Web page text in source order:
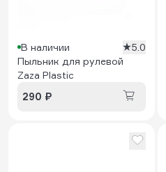
В наличии
5.0
Пыльник для рулевой
Zaza Plastic
290 ₽